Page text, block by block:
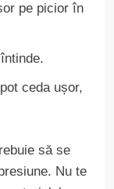
pe picior în
ceda ușor,
să se
Nu te